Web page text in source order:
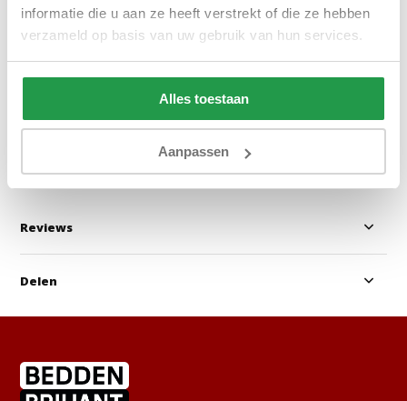
informatie die u aan ze heeft verstrekt of die ze hebben
verzameld op basis van uw gebruik van hun services.
Alles toestaan
Aanpassen
Reviews
Delen